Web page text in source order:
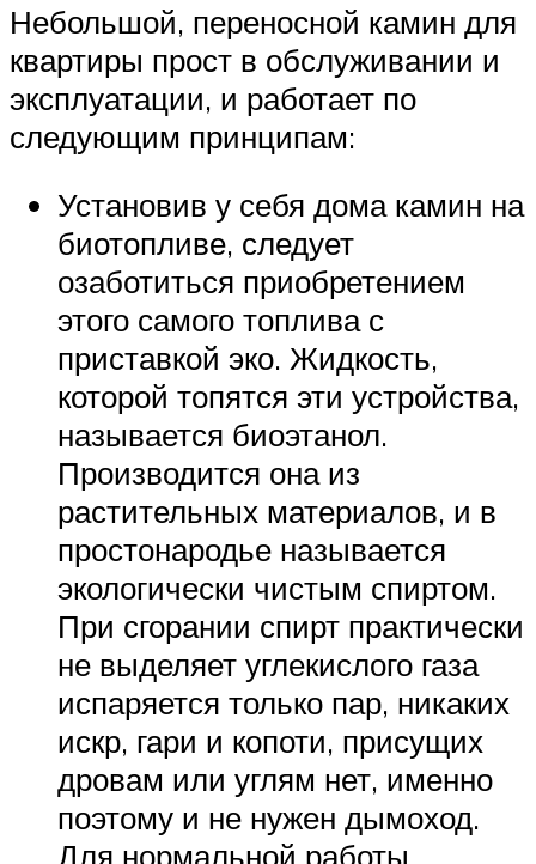
Небольшой, переносной камин для
квартиры прост в обслуживании и
эксплуатации, и работает по
следующим принципам:
Установив у себя дома камин на
биотопливе, следует
озаботиться приобретением
этого самого топлива с
приставкой эко. Жидкость,
которой топятся эти устройства,
называется биоэтанол.
Производится она из
растительных материалов, и в
простонародье называется
экологически чистым спиртом.
При сгорании спирт практически
не выделяет углекислого газа
испаряется только пар, никаких
искр, гари и копоти, присущих
дровам или углям нет, именно
поэтому и не нужен дымоход.
Для нормальной работы,